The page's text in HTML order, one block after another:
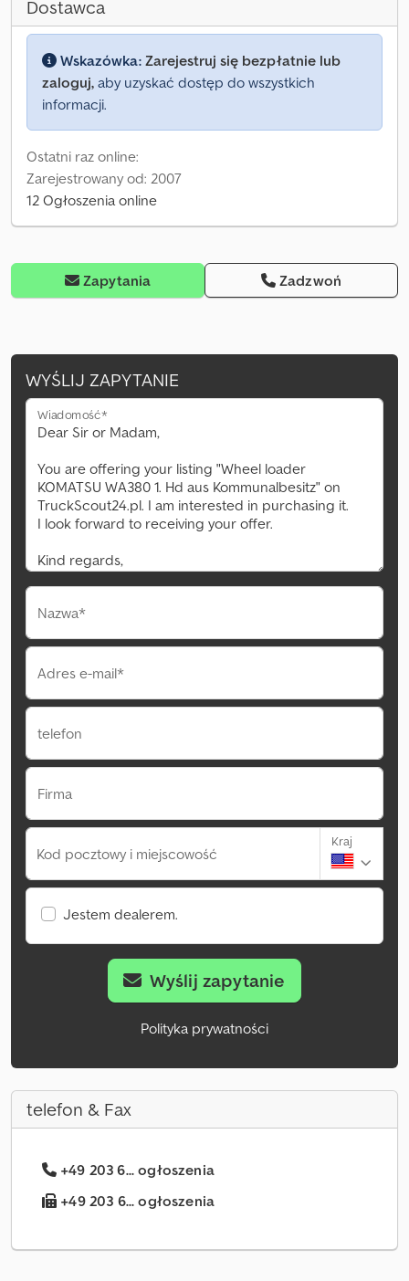
Dostawca
Wskazówka: Zarejestruj się bezpłatnie lub
zaloguj, aby uzyskać dostęp do wszystkich
informacji.
Ostatni raz online:
Zarejestrowany od: 2007
12 Ogłoszenia online
Zapytania Zadzwoń
WYŚLIJ ZAPYTANIE
Wiadomość*
Nazwa*
Adres e-mail*
telefon
Firma
Kod pocztowy i miejscowość
Kraj
Jestem dealerem.
Wyślij zapytanie
Polityka prywatności
telefon & Fax
+49 203 6... ogłoszenia
+49 203 6... ogłoszenia